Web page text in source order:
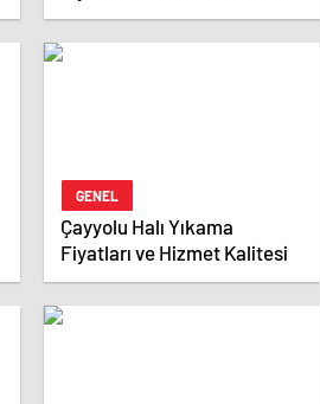
GENEL
Çayyolu Halı Yıkama
Fiyatları ve Hizmet Kalitesi